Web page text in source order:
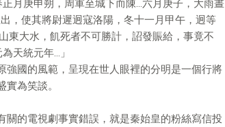
月庚申朔，周軍至城下而陳…六月庚子，大雨晝
，使其將尉遲迥寇洛陽，冬十一月甲午，迥等
東大水，飢死者不可勝計，詔發賑給，事竟不
天統元年…」
國的風範，呈現在世人眼裡的分明是一個行將
為笑談。
的電視劇事實錯誤，就是秦始皇的粉絲寫信投